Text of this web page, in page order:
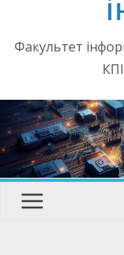
Факультет